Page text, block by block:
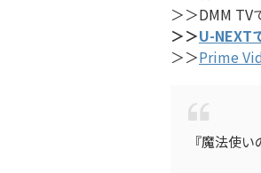
＞＞DMM TV
＞＞U-NEXT
＞＞Prime
『魔法使